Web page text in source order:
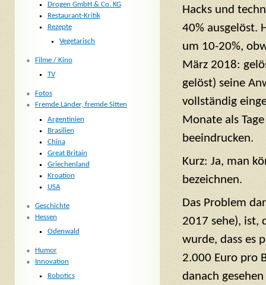
Hacks und
40% ausgelöst.
um 10-20%,
März 2018:
gelöst) seine
vollständig
Monate als
beeindrucken.
Kurz: Ja, man
bezeichnen.
Das Problem
2017 sehe), ist,
wurde, dass es
2.000 Euro pro
danach
Drogen GmbH & Co. KG
Restaurant-Kritik
Rezepte
Vegetarisch
Filme / Kino
TV
Fotos
Fremde Länder, fremde Sitten
Argentinien
Brasilien
China
Great Britain
Griechenland
Kroation
USA
Geschichte
Hessen
Odenwald
Humor
Innovation
Robotics